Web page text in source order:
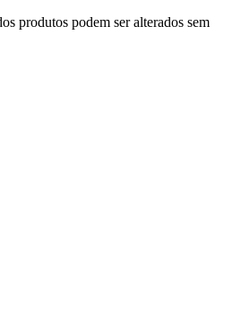
produtos podem ser alterados sem